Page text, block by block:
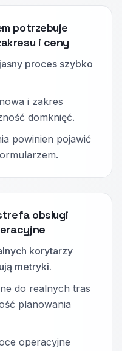
potrzebuje
i ceny
proces szybko
i zakres
domknięć.
powinien pojawić
obslugi
korytarzy
metryki.
do realnych tras
planowania
operacyjne